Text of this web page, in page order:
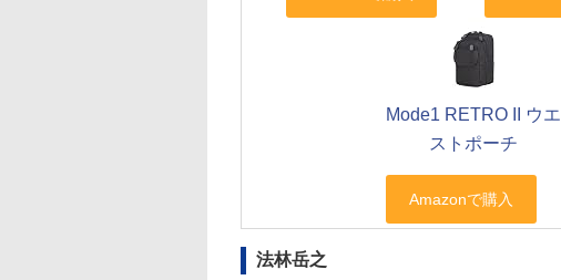
Mode1 RETRO II ウエ
ストポーチ
法林岳之